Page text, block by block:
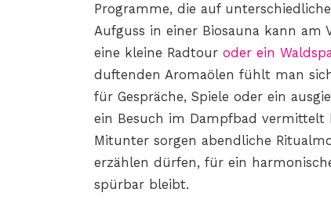
Programme, die auf
Aufguss in einer Biosauna kann
eine kleine Radtour oder ein
duftenden Aromaölen fühlt man
für Gespräche, Spiele oder ein
ein Besuch im Dampfbad vermittelt
Mitunter sorgen abendliche
erzählen dürfen, für ein
spürbar bleibt.